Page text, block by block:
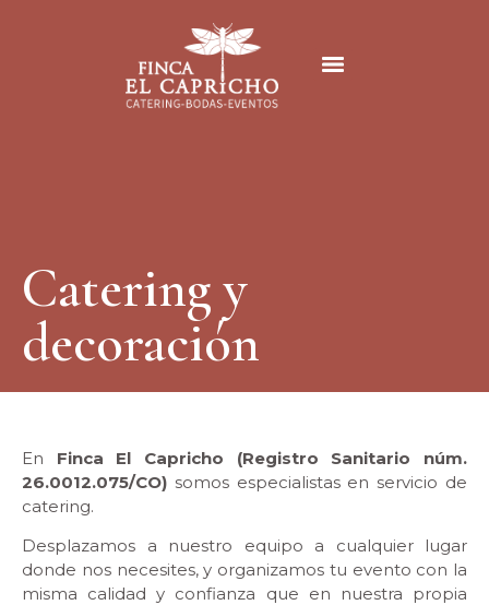
Catering y
decoración
En Finca El Capricho (Registro Sanitario núm.
26.0012.075/CO) somos especialistas en servicio de
catering.
Desplazamos a nuestro equipo a cualquier lugar
donde nos necesites, y organizamos tu evento con la
misma calidad y confianza que en nuestra propia